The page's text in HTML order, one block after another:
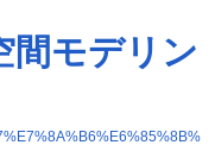
間モデリン